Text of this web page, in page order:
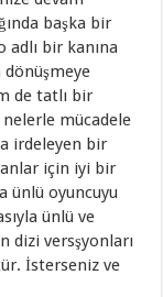
başka bir
bir kanına
dönüşmeye
de tatlı bir
mücadele
irdeleyen bir
için iyi bir
ünlü oyuncuyu
ünlü ve
dizi versşyonları
İsterseniz ve